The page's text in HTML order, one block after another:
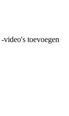
video's toevoegen